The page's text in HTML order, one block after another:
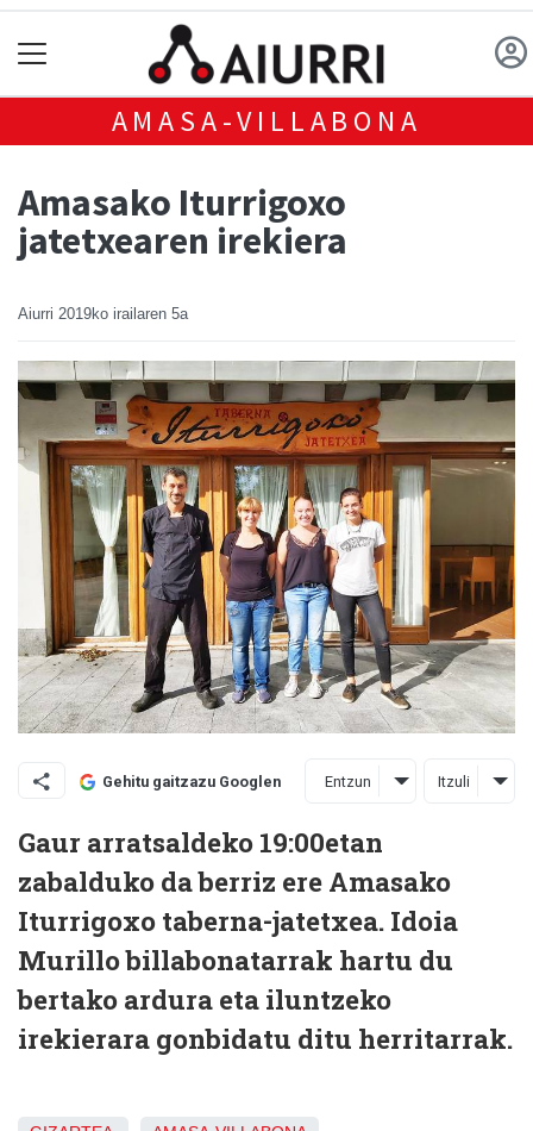
AMASA-VILLABONA
Amasako Iturrigoxo
jatetxearen irekiera
Aiurri 2019ko irailaren 5a
Gehitu gaitzazu Googlen Entzun Itzuli
Gaur arratsaldeko 19:00etan
zabalduko da berriz ere Amasako
Iturrigoxo taberna-jatetxea. Idoia
Murillo billabonatarrak hartu du
bertako ardura eta iluntzeko
irekierara gonbidatu ditu herritarrak.